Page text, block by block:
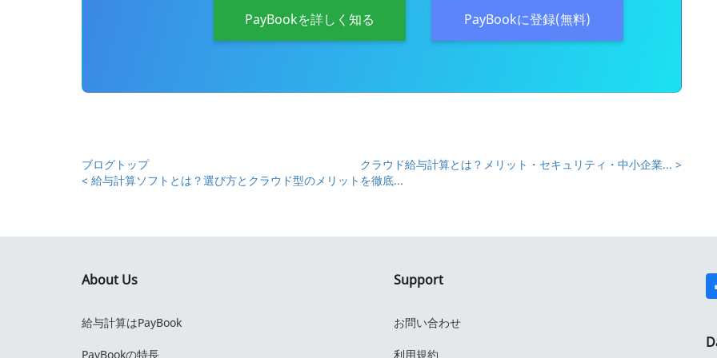
PayBookを詳しく知る PayBookに登録(無料)
クラウド給与計算とは？メリット・セキュリティ・中小企業... >
ブログトップ
< 給与計算ソフトとは？選び方とクラウド型のメリットを徹底...
About Us
給与計算はPayBook
PayBookの特長
Support
お問い合わせ
利用規約